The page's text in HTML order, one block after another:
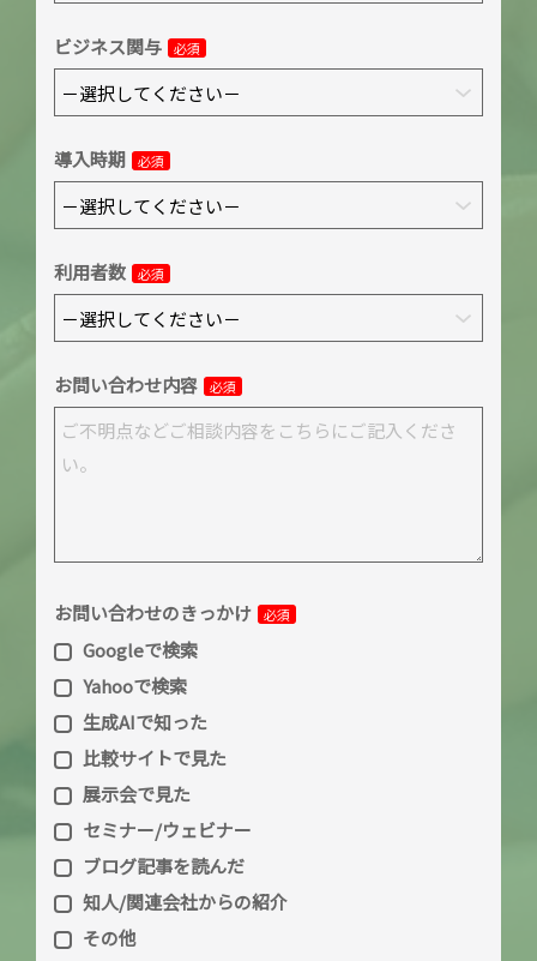
ビジネス関与 必須
導入時期 必須
利用者数 必須
お問い合わせ内容 必須
お問い合わせのきっかけ 必須
Googleで検索
Yahooで検索
生成AIで知った
比較サイトで見た
展示会で見た
セミナー/ウェビナー
ブログ記事を読んだ
知人/関連会社からの紹介
その他